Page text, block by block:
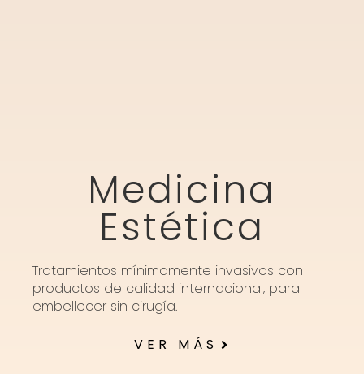
Medicina
Estética
Tratamientos mínimamente invasivos con
productos de calidad internacional, para
embellecer sin cirugía.
VER MÁS